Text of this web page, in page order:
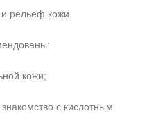
рельеф кожи.
кожи;
с кислотным